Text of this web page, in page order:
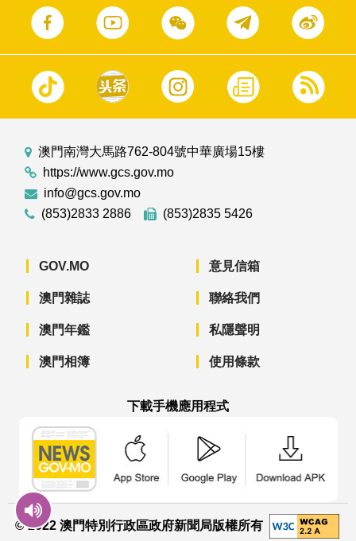
澳門南灣大馬路762-804號中華廣場15樓
https://www.gcs.gov.mo
info@gcs.gov.mo
(853)2833 2886
(853)2835 5426
GOV.MO
澳門雜誌
澳門年鑑
澳門相簿
意見信箱
聯絡我們
私隱聲明
使用條款
下載手機應用程式
© 2022 澳門特別行政區政府新聞局版權所有